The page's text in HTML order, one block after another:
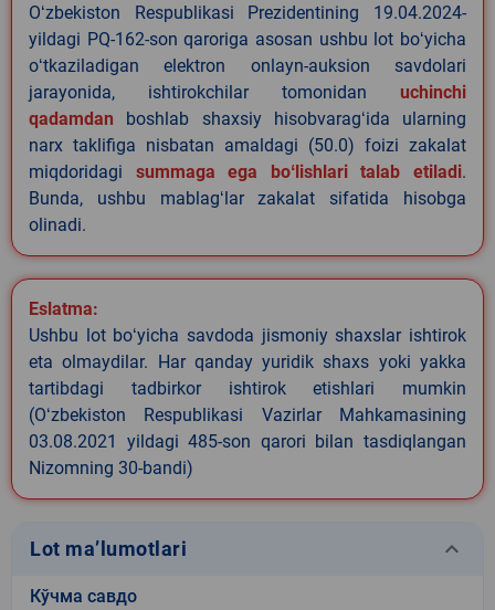
Oʻzbekiston Respublikasi Prezidentining 19.04.2024-
yildagi PQ-162-son qaroriga asosan ushbu lot boʻyicha
oʻtkaziladigan elektron onlayn-auksion savdolari
jarayonida, ishtirokchilar tomonidan uchinchi
qadamdan boshlab shaxsiy hisobvaragʻida ularning
narx taklifiga nisbatan amaldagi (50.0) foizi zakalat
miqdoridagi summaga ega boʻlishlari talab etiladi.
Bunda, ushbu mablagʻlar zakalat sifatida hisobga
olinadi.
Eslatma:
Ushbu lot boʻyicha savdoda jismoniy shaxslar ishtirok
eta olmaydilar. Har qanday yuridik shaxs yoki yakka
tartibdagi tadbirkor ishtirok etishlari mumkin
(Oʻzbekiston Respublikasi Vazirlar Mahkamasining
03.08.2021 yildagi 485-son qarori bilan tasdiqlangan
Nizomning 30-bandi)
Lot ma’lumotlari keyboard_arrow_down
Кўчма савдо